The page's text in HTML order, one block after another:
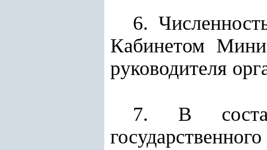
6.
Кабинетом
руководителя
7. В состав